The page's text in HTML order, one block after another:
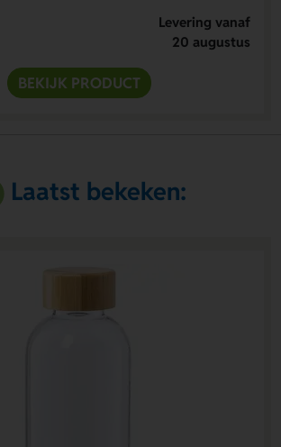
Levering vanaf
20 augustus
BEKIJK PRODUCT
Laatst bekeken: